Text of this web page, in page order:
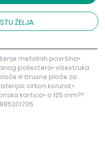
ŽELJA
metalnih površina•
poliestera• višestruka
ili brusne ploče za
cirkon korund;•
kartica• o 125 mm??